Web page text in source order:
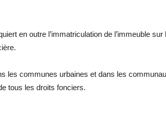
en outre l’immatriculation de l’immeuble
les communes urbaines et dans les
tous les droits fonciers.